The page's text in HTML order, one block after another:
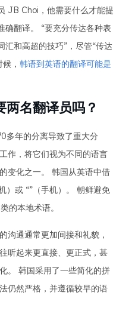
JB Choi，他需要什么才能提
确翻译。 “要充分传达各种表
和高超的技巧”，尽管“传达
， 韩语到英语的翻译可能是
名翻译员吗？
多年的分离导致了重大分
作，将它们视为不同的语言
变化之一。 韩国从英语中借
）或 “”（手机）。 朝鲜避免
的本地术语。
沟通通常更加间接和礼貌，
听起来更直接、更正式，甚
。 韩国采用了一些简化的拼
仍然严格，并遵循较早的语